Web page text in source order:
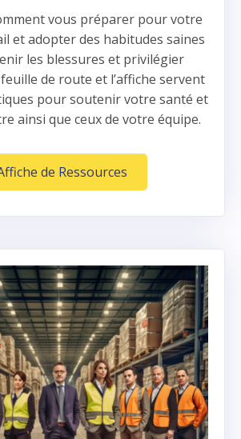
vous préparer pour votre
et adopter des habitudes saines
les blessures et privilégier
de route et l’affiche servent
pour soutenir votre santé et
ainsi que ceux de votre équipe.
de Ressources